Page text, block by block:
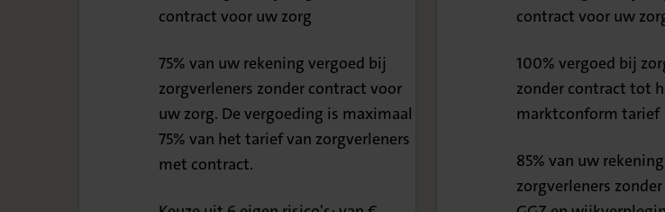
contract voor uw zorg
75% van uw rekening vergoed bij
zorgverleners zonder contract voor
uw zorg. De vergoeding is maximaal
75% van het tarief van zorgverleners
met contract.
contract voor uw
100% vergoed bij
zonder contract tot
marktconform tarief
85% van uw
zorgverleners